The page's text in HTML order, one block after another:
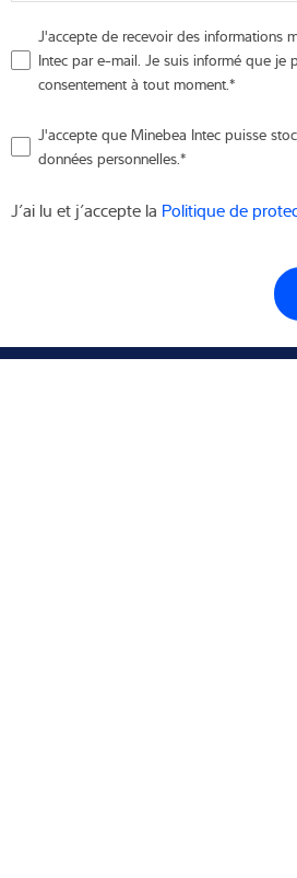
J'accepte de recevoir des informations
Intec par e-mail. Je suis informé que je
consentement à tout moment.*
J'accepte que Minebea Intec puisse
données personnelles.*
J’ai lu et j’accepte la Politique de